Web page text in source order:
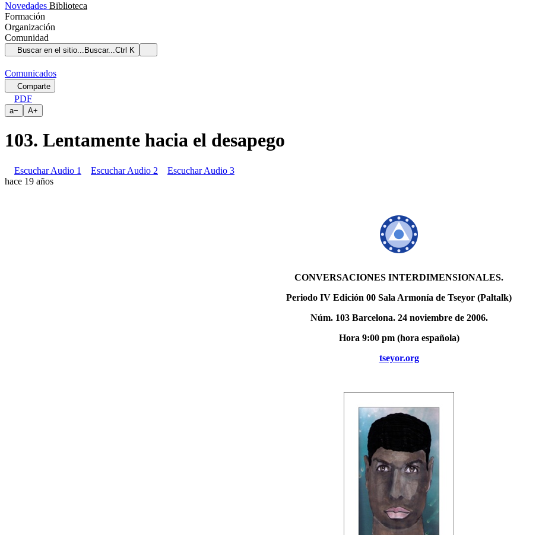
Novedades Biblioteca
Formación
Organización
Comunidad
Buscar en el sitio... Buscar...Ctrl K
Comunicados
Comparte
PDF
a− A+
103. Lentamente hacia el desapego
Escuchar Audio 1 Escuchar Audio 2
Escuchar Audio 3
hace 19 años
CONVERSACIONES INTERDIMENSIONALES.
Periodo IV Edición 00 Sala Armonía de Tseyor (Paltalk)
Núm. 103 Barcelona. 24 noviembre de 2006.
Hora 9:00 pm (hora española)
tseyor.org